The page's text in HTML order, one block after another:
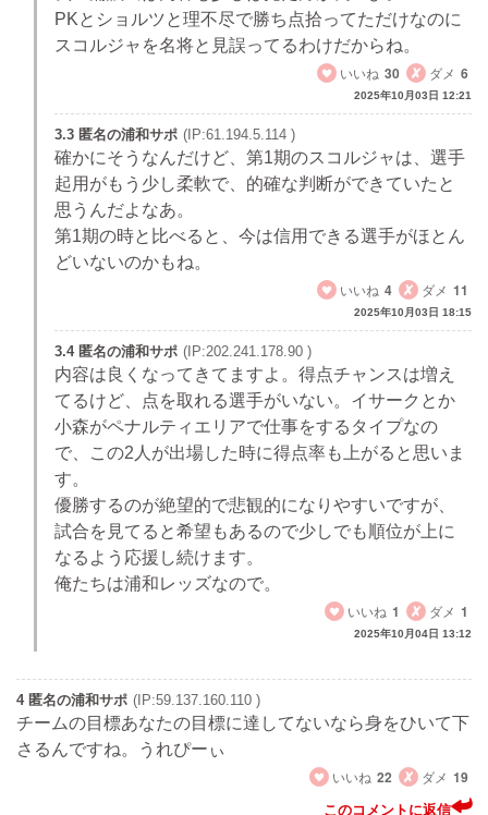
PKとショルツと理不尽で勝ち点拾ってただけなのに
スコルジャを名将と見誤ってるわけだからね。
いいね 30 ダメ 6
2025年10月03日 12:21
3.3 匿名の浦和サポ (IP:61.194.5.114 )
確かにそうなんだけど、第1期のスコルジャは、選手
起用がもう少し柔軟で、的確な判断ができていたと
思うんだよなあ。
第1期の時と比べると、今は信用できる選手がほとん
どいないのかもね。
いいね 4 ダメ 11
2025年10月03日 18:15
3.4 匿名の浦和サポ (IP:202.241.178.90 )
内容は良くなってきてますよ。得点チャンスは増え
てるけど、点を取れる選手がいない。イサークとか
小森がペナルティエリアで仕事をするタイプなの
で、この2人が出場した時に得点率も上がると思いま
す。
優勝するのが絶望的で悲観的になりやすいですが、
試合を見てると希望もあるので少しでも順位が上に
なるよう応援し続けます。
俺たちは浦和レッズなので。
いいね 1 ダメ 1
2025年10月04日 13:12
4 匿名の浦和サポ (IP:59.137.160.110 )
チームの目標あなたの目標に達してないなら身をひいて下
さるんですね。うれぴーぃ
いいね 22 ダメ 19
このコメントに返信